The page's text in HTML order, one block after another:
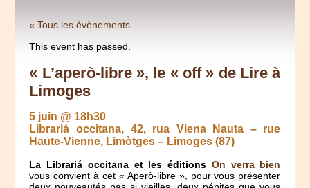
« Tous les évènements
This event has passed.
« L’aperò-libre », le « off » de Lire à
Limoges
5 juin @ 18h30
Librariá occitana, 42, rua Viena Nauta – rue
Haute-Vienne, Limòtges – Limoges (87)
La Librariá occitana et les éditions On verra bien
vous convient à cet « Aperò-libre », pour vous présenter